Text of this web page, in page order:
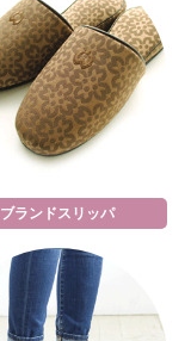
ブランドスリッパ